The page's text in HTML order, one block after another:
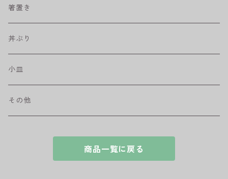
藍駒
ワビカップ
ハンディ小皿
和ミモザ
取皿
盛皿
カレー＆パスタ皿
フリーカップ
そば猪口
水差し
箸置き
丼ぶり
小皿
その他
商品一覧に戻る